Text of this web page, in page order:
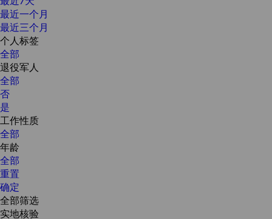
最近一个月
最近三个月
个人标签
全部
退役军人
全部
否
是
工作性质
全部
年龄
全部
重置
确定
全部筛选
实地核验